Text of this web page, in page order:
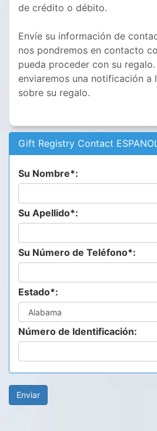
de crédito o débito.
Envíe su información de
nos pondremos en contacto
pueda proceder con su
enviaremos una notificación a
sobre su regalo.
Gift Registry Contact
Su Nombre*:
Su Apellido*:
Su Número de Teléfono*:
Estado*:
Número de Identificación: